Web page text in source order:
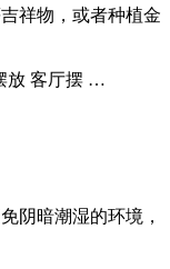
祥物，或者种植金
阴暗潮湿的环境，